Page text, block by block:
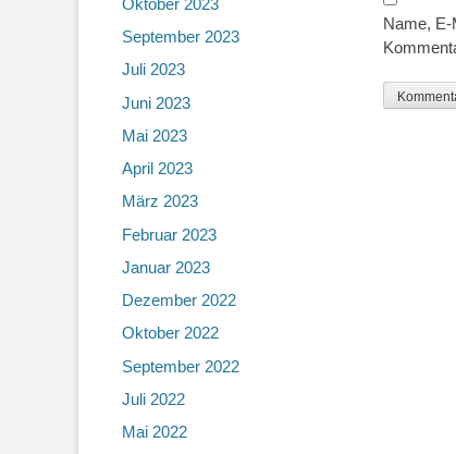
Name,
September 2023
Juli 2023
Juni 2023
Mai 2023
April 2023
März 2023
Februar 2023
Januar 2023
Dezember 2022
Oktober 2022
September 2022
Juli 2022
Mai 2022